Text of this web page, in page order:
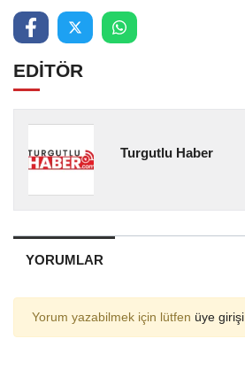
EDİTÖR
Turgutlu Haber
YORUMLAR
Yorum yazabilmek için lütfen üye girişi